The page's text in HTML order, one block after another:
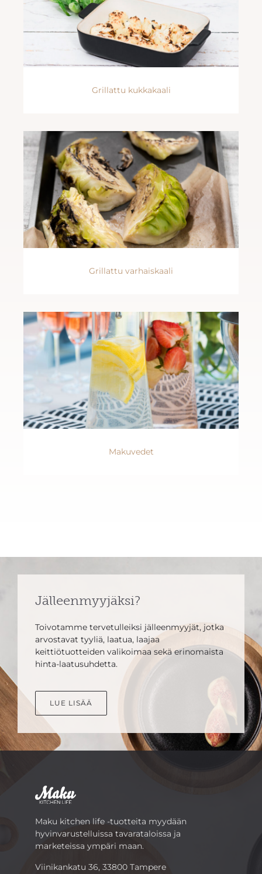
Grillattu kukkakaali
Grillattu varhaiskaali
Makuvedet
Jälleenmyyjäksi?
Toivotamme tervetulleiksi jälleenmyyjät, jotka
arvostavat tyyliä, laatua, laajaa
keittiötuotteiden valikoimaa sekä erinomaista
hinta-laatusuhdetta.
LUE LISÄÄ
Maku kitchen life -tuotteita myydään
hyvinvarustelluissa tavarataloissa ja
marketeissa ympäri maan.
Viinikankatu 36, 33800 Tampere